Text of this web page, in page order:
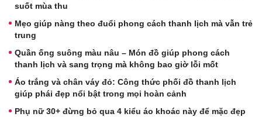
suốt mùa thu
Mẹo giúp nàng theo đuổi phong cách thanh lịch mà vẫn trẻ
trung
Quần ống suông màu nâu – Món đồ giúp phong cách
thanh lịch và sang trọng mà không bao giờ lỗi mốt
Áo trắng và chân váy đỏ: Công thức phối đồ thanh lịch
giúp phái đẹp nổi bật trong mọi hoàn cảnh
Phụ nữ 30+ đừng bỏ qua 4 kiểu áo khoác này để mặc đẹp